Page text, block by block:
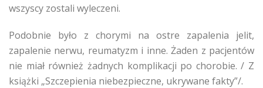
wszyscy zostali wyleczeni.
Podobnie było z chorymi na ostre zapalenia jelit,
zapalenie nerwu, reumatyzm i inne. Żaden z pacjentów
nie miał również żadnych komplikacji po chorobie. / Z
książki „Szczepienia niebezpieczne, ukrywane fakty”/.